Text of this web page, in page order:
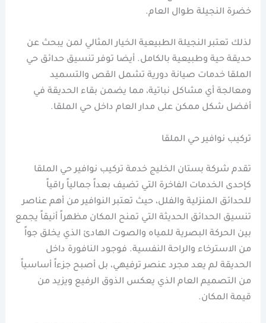
خضرة النجيلة طوال العام.
لذلك تعتبر النجيلة الطبيعية الخيار المثالي لمن يبحث عن
حديقة حية وطبيعية بالكامل. أيضا توفر تنسيق حدائق حي
الملقا خدمات صيانة دورية تشمل القص والتسميد
ومعالجة أي مشاكل نباتية، مما يضمن بقاء الحديقة في
أفضل شكل ممكن على مدار العام داخل حي الملقا.
تركيب نوافير حي الملقا
تقدم شركة بستان الخليج خدمة تركيب نوافير حي الملقا
كإحدى الخدمات الفاخرة التي تضيف بعداً جمالياً راقياً
للحدائق المنزلية والفلل، حيث تعتبر النوافير من أهم عناصر
تنسيق الحدائق الحديثة التي تمنح المكان مظهراً أنيقاً يجمع
بين الحركة البصرية للمياه والصوت الهادئ الذي يخلق جواً
من الاسترخاء والراحة النفسية. فوجود النافورة داخل
الحديقة لم يعد مجرد عنصر ترفيهي، بل أصبح جزءاً أساسياً
من التصميم العام الذي يعكس الذوق الرفيع ويزيد من
قيمة المكان.